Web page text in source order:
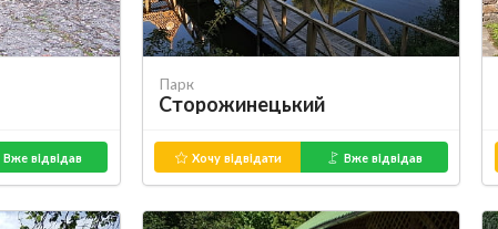
Вже відвідав
Парк
Сторожинецький
Хочу відвідати Вже відвідав